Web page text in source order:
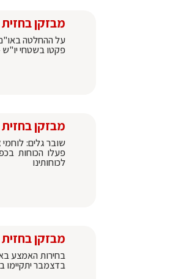
מבזקן בחזית
על ההחלטה
פקטו בשטחי יו"ש
מבזקן בחזית
שובר גלים:
פעלו הכוחות
לכוחותינו
מבזקן בחזית
בדצמבר יתקיימו